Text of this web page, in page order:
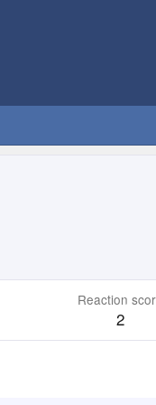
Reaction
2